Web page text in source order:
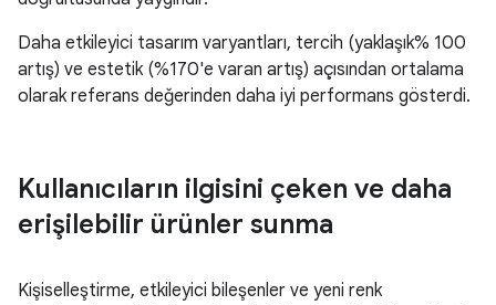
Daha etkileyici tasarım varyantları, tercih (yaklaşık% 100
artış) ve estetik (%170'e varan artış) açısından ortalama
olarak referans değerinden daha iyi performans gösterdi.
Kullanıcıların ilgisini çeken ve daha
erişilebilir ürünler sunma
Kişiselleştirme, etkileyici bileşenler ve yeni renk